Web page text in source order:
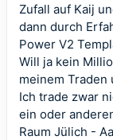
Zufall auf Kaij
dann durch
Power V2
Will ja kein
meinem
Ich trade zwar
ein oder
Raum Jülich -